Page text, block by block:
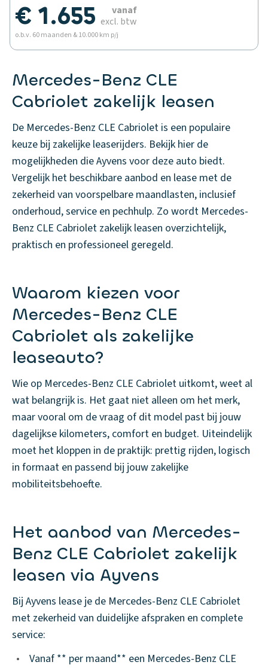
€ 1.655
vanaf
excl. btw
o.b.v. 60 maanden & 10.000 km p/j
Mercedes-Benz CLE
Cabriolet zakelijk leasen
De Mercedes-Benz CLE Cabriolet is een populaire
keuze bij zakelijke leaserijders. Bekijk hier de
mogelijkheden die Ayvens voor deze auto biedt.
Vergelijk het beschikbare aanbod en lease met de
zekerheid van voorspelbare maandlasten, inclusief
onderhoud, service en pechhulp. Zo wordt Mercedes-
Benz CLE Cabriolet zakelijk leasen overzichtelijk,
praktisch en professioneel geregeld.
Waarom kiezen voor
Mercedes-Benz CLE
Cabriolet als zakelijke
leaseauto?
Wie op Mercedes-Benz CLE Cabriolet uitkomt, weet al
wat belangrijk is. Het gaat niet alleen om het merk,
maar vooral om de vraag of dit model past bij jouw
dagelijkse kilometers, comfort en budget. Uiteindelijk
moet het kloppen in de praktijk: prettig rijden, logisch
in formaat en passend bij jouw zakelijke
mobiliteitsbehoefte.
Het aanbod van Mercedes-
Benz CLE Cabriolet zakelijk
leasen via Ayvens
Bij Ayvens lease je de Mercedes-Benz CLE Cabriolet
met zekerheid van duidelijke afspraken en complete
service:
•
Vanaf ** per maand** een Mercedes-Benz CLE